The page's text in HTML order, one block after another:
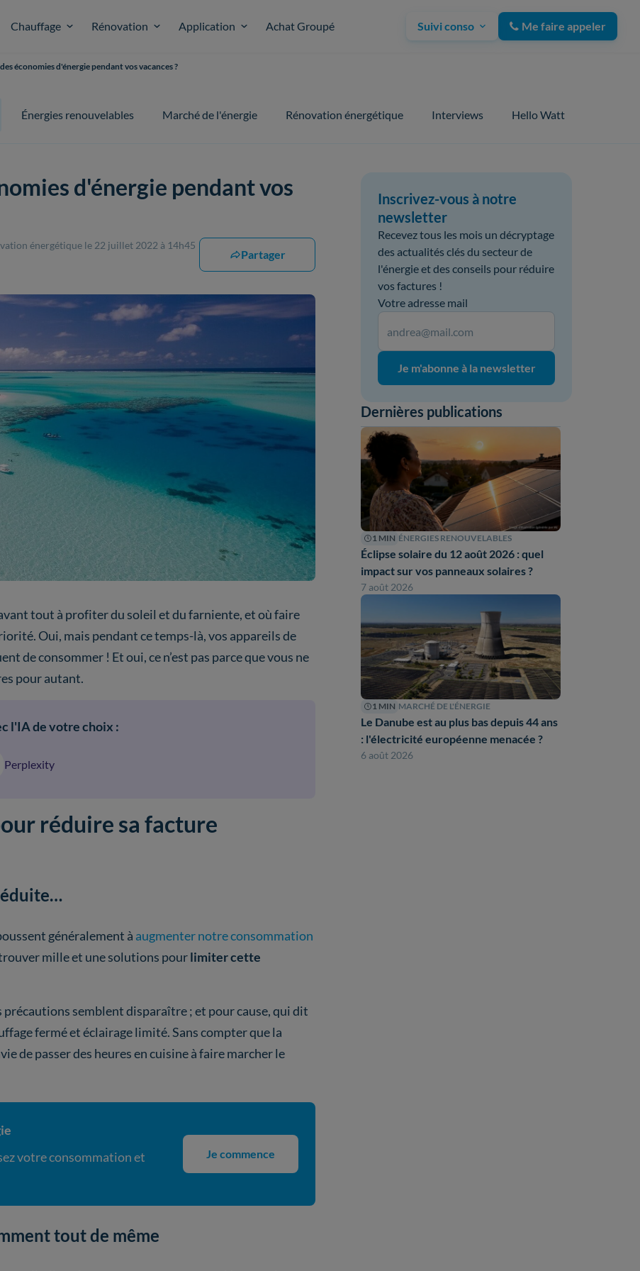
Chauffage Rénovation Application Achat Groupé Suivi conso Me faire appeler
économies d'énergie pendant vos vacances ?
Énergies renouvelables Marché de l'énergie Rénovation énergétique Interviews Hello Watt
d'énergie pendant vos
énergétique le 22 juillet 2022 à 14h45
Partager
avant tout à profiter du soleil et du farniente, et où faire
Oui, mais pendant ce temps-là, vos appareils de
de consommer ! Et oui, ce n’est pas parce que vous ne
pour autant.
l'IA de votre choix :
Perplexity
réduire sa facture
généralement à augmenter notre consommation
mille et une solutions pourlimiter cette
semblent disparaître ; et pour cause, qui dit
fermé et éclairage limité. Sans compter que la
de passer des heures en cuisine à faire marcher le
votre consommation et
Je commence
tout de même
Inscrivez-vous à notre
newsletter
Recevez tous les mois un décryptage
des actualités clés du secteur de
l'énergie et des conseils pour réduire
vos factures !
Votre adresse mail
Je m'abonne à la newsletter
Dernières publications
1 MIN ÉNERGIES RENOUVELABLES
Éclipse solaire du 12 août 2026 : quel
impact sur vos panneaux solaires ?
7 août 2026
1 MIN MARCHÉ DE L'ÉNERGIE
Le Danube est au plus bas depuis 44 ans
: l'électricité européenne menacée ?
6 août 2026